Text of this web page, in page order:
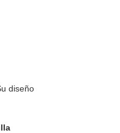
diseño